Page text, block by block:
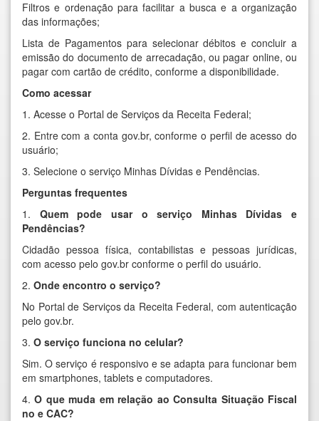
Filtros e ordenação para facilitar a busca e a organização
das informações;
Lista de Pagamentos para selecionar débitos e concluir a
emissão do documento de arrecadação, ou pagar online, ou
pagar com cartão de crédito, conforme a disponibilidade.
Como acessar
1. Acesse o Portal de Serviços da Receita Federal;
2. Entre com a conta gov.br, conforme o perfil de acesso do
usuário;
3. Selecione o serviço Minhas Dívidas e Pendências.
Perguntas frequentes
1. Quem pode usar o serviço Minhas Dívidas e
Pendências?
Cidadão pessoa física, contabilistas e pessoas jurídicas,
com acesso pelo gov.br conforme o perfil do usuário.
2. Onde encontro o serviço?
No Portal de Serviços da Receita Federal, com autenticação
pelo gov.br.
3. O serviço funciona no celular?
Sim. O serviço é responsivo e se adapta para funcionar bem
em smartphones, tablets e computadores.
4.O que muda em relação ao Consulta Situação Fiscal
no e CAC?